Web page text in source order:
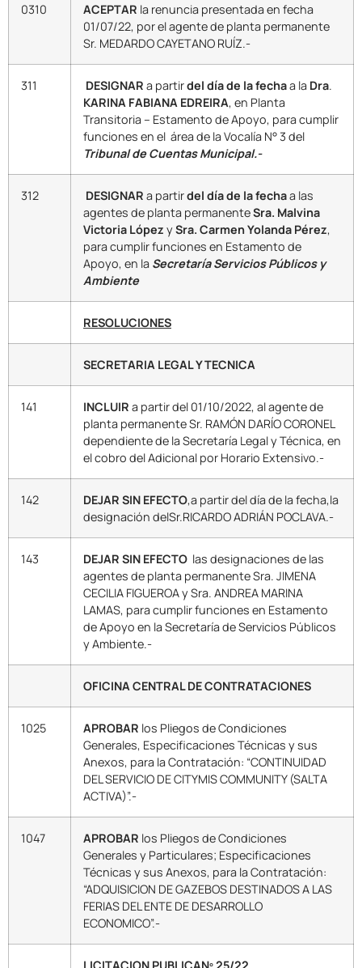
0310 ACEPTAR la renuncia presentada en fecha
01/07/22, por el agente de planta permanente
Sr. MEDARDO CAYETANO RUÍZ.-
311 DESIGNAR a partirdel día de la fechaa la Dra.
KARINA FABIANA EDREIRA, en Planta
Transitoria – Estamento de Apoyo, para cumplir
funciones en el área de la Vocalía N° 3 del
Tribunal de Cuentas Municipal.-
312 DESIGNAR a partirdel día de la fechaa las
agentes de planta permanenteSra. Malvina
Victoria López ySra. Carmen Yolanda Pérez,
para cumplir funciones en Estamento de
Apoyo, en la Secretaría Servicios Públicos y
Ambiente
RESOLUCIONES
SECRETARIA LEGAL Y TECNICA
141 INCLUIR a partir del 01/10/2022, al agente de
planta permanente Sr. RAMÓN DARÍO CORONEL
dependiente de la Secretaría Legal y Técnica, en
el cobro del Adicional por Horario Extensivo.-
142 DEJAR SIN EFECTO,a partir del día de la fecha,la
designación delSr.RICARDO ADRIÁN POCLAVA.-
143 DEJAR SIN EFECTO las designaciones de las
agentes de planta permanente Sra. JIMENA
CECILIA FIGUEROA y Sra. ANDREA MARINA
LAMAS, para cumplir funciones en Estamento
de Apoyo en la Secretaría de Servicios Públicos
y Ambiente.-
OFICINA CENTRAL DE CONTRATACIONES
1025 APROBAR los Pliegos de Condiciones
Generales, Especificaciones Técnicas y sus
Anexos, para la Contratación: “CONTINUIDAD
DEL SERVICIO DE CITYMIS COMMUNITY (SALTA
ACTIVA)”.-
1047 APROBAR los Pliegos de Condiciones
Generales y Particulares; Especificaciones
Técnicas y sus Anexos, para la Contratación:
“ADQUISICION DE GAZEBOS DESTINADOS A LAS
FERIAS DEL ENTE DE DESARROLLO
ECONOMICO”.-